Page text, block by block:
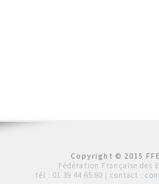
Copyright © 2015
Fédération Française des
tél : 01 39 44 65 80 | contact :